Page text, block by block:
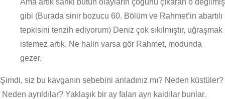
Ama artık sanki bütün olayların çoğunu çıkaran o değilmiş
gibi (Burada sinir bozucu 60. Bölüm ve Rahmet’in abartılı
tepkisini tenzih ediyorum) Deniz çok sıkılmıştır, uğraşmak
istemez artık. Ne halin varsa gör Rahmet, modunda
gezer.
Şimdi, siz bu kavganın sebebini anladınız mı? Neden küstüler?
Neden ayrıldılar? Yaklaşık bir ay falan ayrı kaldılar bunlar.